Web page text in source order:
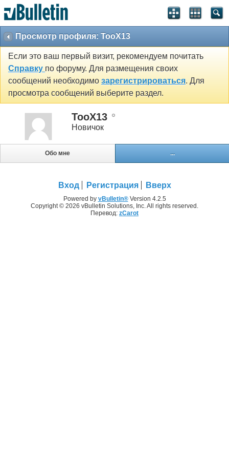
Просмотр профиля: TooX13
Если это ваш первый визит, рекомендуем почитать
Справку по форуму. Для размещения своих
сообщений необходимо зарегистрироваться. Для
просмотра сообщений выберите раздел.
TooX13
Новичок
Обо мне ...
Вход Регистрация Вверх
Powered by vBulletin®Version 4.2.5
Copyright © 2026 vBulletin Solutions, Inc. All rights reserved.
Перевод: zCarot